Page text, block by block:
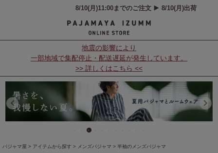
地震の影響により
一部地域で集配停止・配送遅延が発生しています。
>> 詳しくはこちら <<
パジャマ屋 アイテムから探す メンズパジャマ 半袖のメンズパジャマ